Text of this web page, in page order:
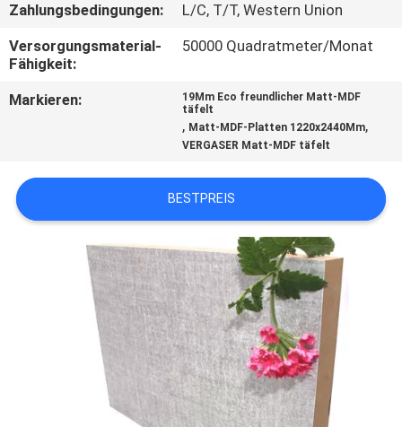
NACHRICHTEN
FÄLLE
EIN
ZITAT
SITEMAP
PRIVACY
Zahlungsbedingungen:
L/C, T/T, Western Union
Versorgungsmaterial-
Fähigkeit:
50000 Quadratmeter/Monat
Markieren:
19Mm Eco freundlicher Matt-MDF
täfelt
, Matt-MDF-Platten 1220x2440Mm,
VERGASER Matt-MDF täfelt
BESTPREIS